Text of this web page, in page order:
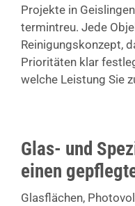
Projekte in
termintreu. Jede
Reinigungskonzept,
Prioritäten klar
welche Leistung Sie
Glas- und
einen
Glasflächen,